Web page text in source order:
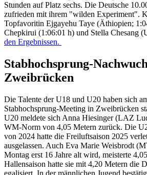
Stunden auf Platz sechs. Die Deutsche
zufrieden mit ihrem "wilden Experiment".
Topfavoritin Ejgayehu Taye (Äthiopien;
Chepkirui (1:06:01 h) und Stella Chesang
den Ergebnissen.
Stabhochsprung-
Zweibrücken
Die Talente der U18 und U20 haben sich
Stabhochsprung-Meeting in Zweibrücken
U20 meldete sich Anna Hiesinger (LAZ
WM-Norm von 4,05 Metern zurück. Die
von 2024 hatte die Freiluftsaison 2025
ausgelassen. Auch Eva Marie Weisbrodt
Montag erst 16 Jahre alt wird, meisterte
Hallensaison hatte sie mit 4,20 Metern die
egalisiert. In der männlichen Jugend